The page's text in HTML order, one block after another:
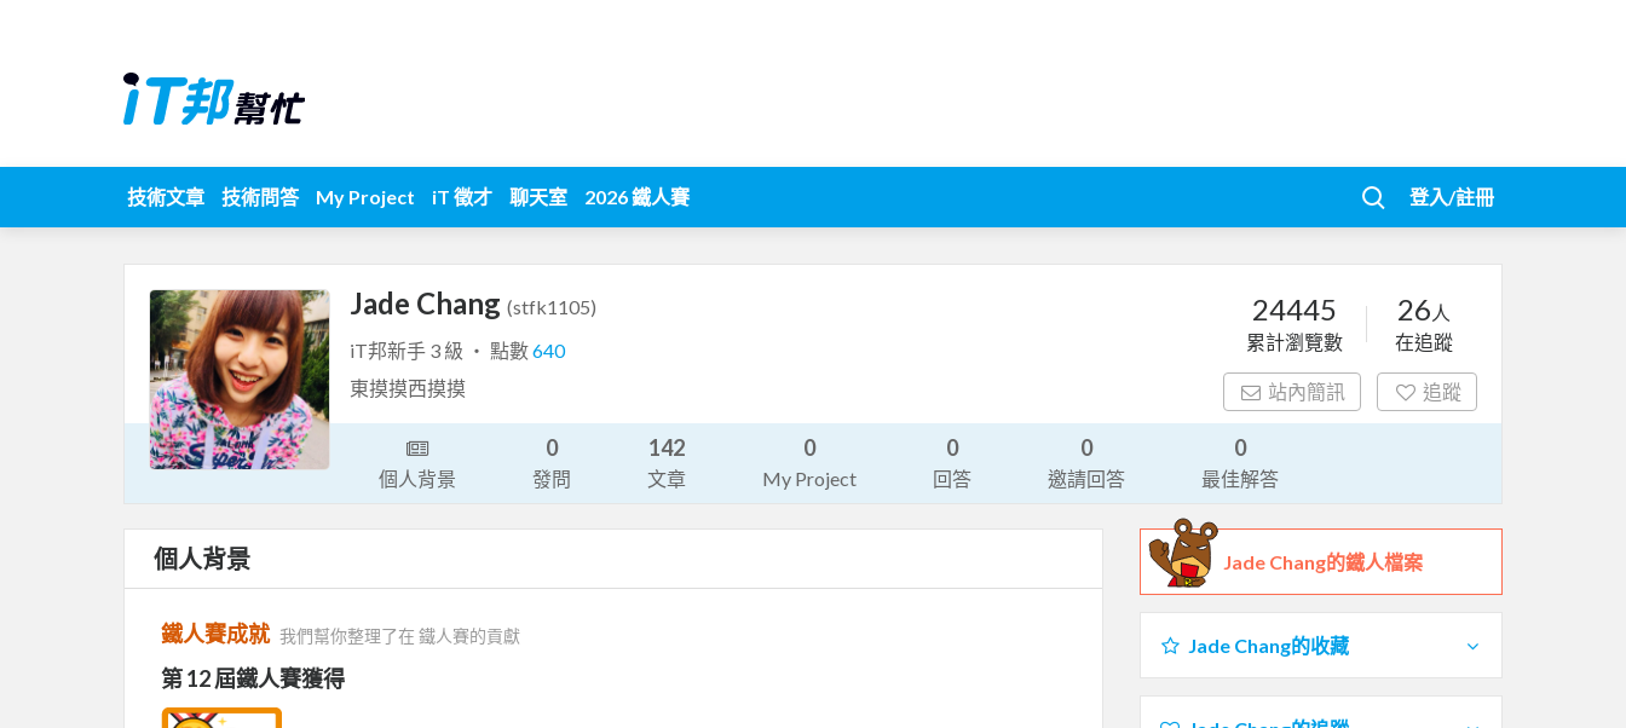
技術文章 技術問答 My Project iT 徵才 聊天室 2026 鐵人賽 登入/註冊
Jade Chang (stfk1105)
iT邦新手 3 級 ‧ 點數640
東摸摸西摸摸
24445
累計瀏覽數
26 人
在追蹤
站內簡訊 追蹤
個人背景
0
發問
142
文章
0
My Project
0
回答
0
邀請回答
0
最佳解答
個人背景
鐵人賽成就 我們幫你整理了在 鐵人賽的貢獻
第 12 屆鐵人賽獲得
Jade Chang的鐵人檔案
Jade Chang的收藏